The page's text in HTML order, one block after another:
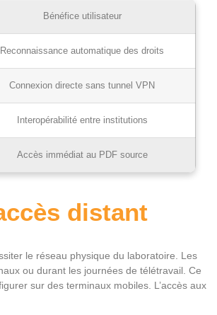
Bénéfice utilisateur
Reconnaissance automatique des droits
Connexion directe sans tunnel VPN
Interopérabilité entre institutions
Accès immédiat au PDF source
distant
le réseau physique du laboratoire. Les
ou durant les journées de télétravail. Ce
sur des terminaux mobiles. L’accès aux